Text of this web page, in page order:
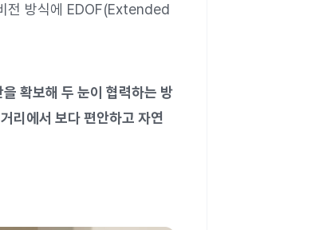
전 방식에 EDOF(Extended
확보해 두 눈이 협력하는 방
리에서 보다 편안하고 자연